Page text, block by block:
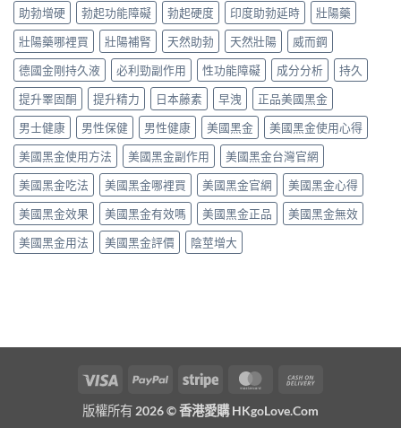
助勃增硬
勃起功能障礙 勃起硬度 印度助勃延時
壯陽藥
壯陽藥哪裡買
壯陽補腎 天然助勃 天然壯陽
威而鋼
德國金剛持久液
必利勁副作用 性功能障礙 成分分析
持久
提升睪固酮
提升精力 日本藤素 早洩
正品美國黑金
男士健康
男性保健 男性健康 美國黑金
美國黑金使用心得
美國黑金使用方法
美國黑金副作用
美國黑金台灣官網
美國黑金吃法
美國黑金哪裡買 美國黑金官網
美國黑金心得
美國黑金效果
美國黑金有效嗎 美國黑金正品
美國黑金無效
美國黑金用法
美國黑金評價 陰莖增大
Visa PayPal Stripe MasterCard
版權所有 2026 ©香港愛購 HKgoLove.Com